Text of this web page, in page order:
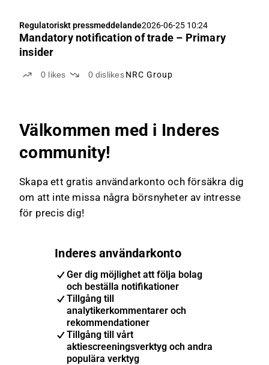
Regulatoriskt pressmeddelande2026-06-25 10:24
Mandatory notification of trade – Primary
insider
0 likes 0 dislikes NRC Group
Välkommen med i Inderes
community!
Skapa ett gratis användarkonto och försäkra dig
om att inte missa några börsnyheter av intresse
för precis dig!
Inderes användarkonto
Ger dig möjlighet att följa bolag
och beställa notifikationer
Tillgång till
analytikerkommentarer och
rekommendationer
Tillgång till vårt
aktiescreeningsverktyg och andra
populära verktyg